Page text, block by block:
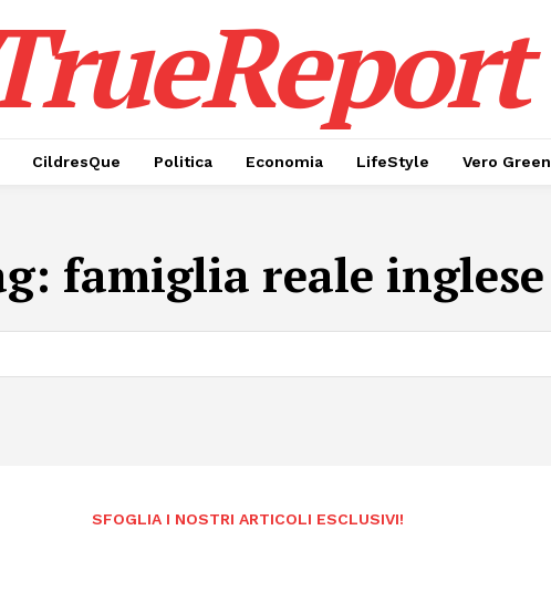
CildresQue Politica Economia LifeStyle Vero Green
famiglia reale inglese
SFOGLIA I NOSTRI ARTICOLI ESCLUSIVI!